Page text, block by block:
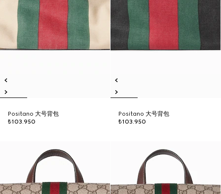
Positano 大号背包
₺103.950
Positano 大号背包
₺103.950